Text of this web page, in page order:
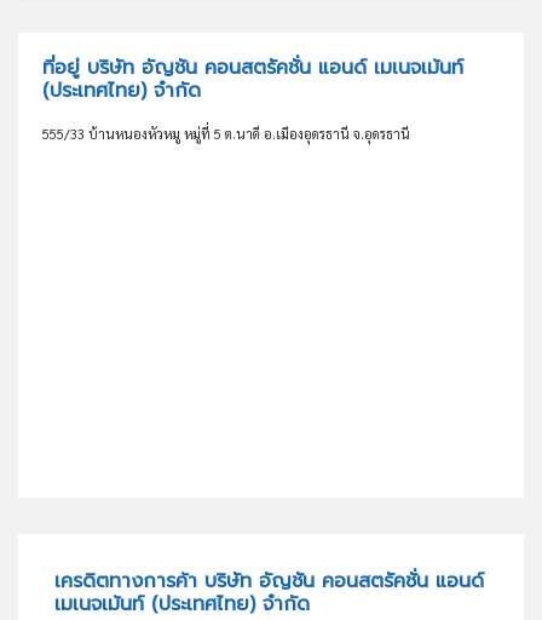
ที่อยู่ บริษัท อัญชัน คอนสตรัคชั่น แอนด์ เมเนจเม้นท์
(ประเทศไทย) จำกัด
555/33 บ้านหนองหัวหมู หมู่ที่ 5 ต.นาดี อ.เมืองอุดรธานี จ.อุดรธานี
เครดิตทางการค้า บริษัท อัญชัน คอนสตรัคชั่น แอนด์
เมเนจเม้นท์ (ประเทศไทย) จำกัด